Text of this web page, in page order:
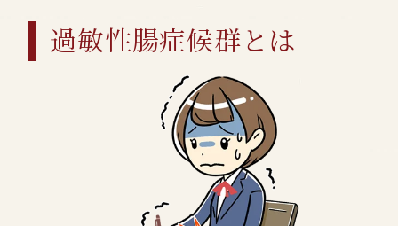
過敏性腸症候群とは